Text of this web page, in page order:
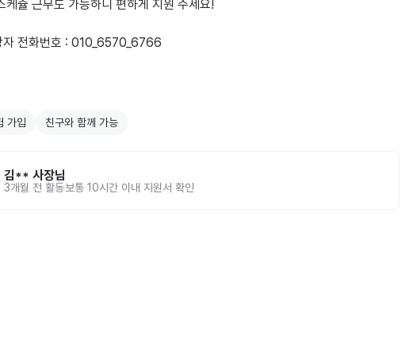
케쥴 근무도 가능하니 편하게 지원 주세요!
자 전화번호 : 010_6570_6766
가입 친구와 함께 가능
김** 사장님
3개월 전 활동보통 10시간 이내 지원서 확인